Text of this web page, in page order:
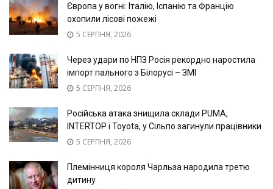
Європа у вогні: Італію, Іспанію та Францію
охопили лісові пожежі
5 СЕРПНЯ, 2026
Через удари по НПЗ Росія рекордно наростила
імпорт пального з Білорусі – ЗМІ
5 СЕРПНЯ, 2026
Російська атака знищила склади PUMA,
INTERTOP і Toyota, у Сільпо загинули працівники
5 СЕРПНЯ, 2026
Племінниця короля Чарльза народила третю
дитину